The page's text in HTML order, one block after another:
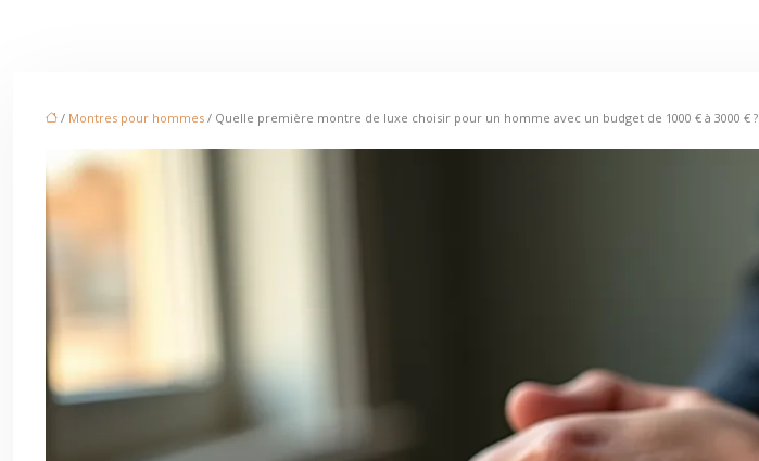
/ Montres pour hommes / Quelle première montre de luxe choisir pour un homme avec un budget de 1000 € à 3000 € ?